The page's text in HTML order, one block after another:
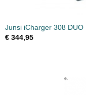
Junsi iCharger 308
€ 344,95